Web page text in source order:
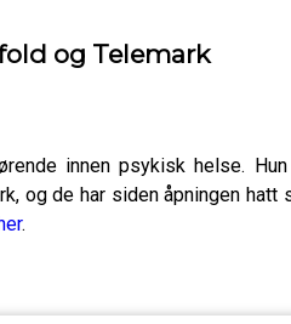
og Telemark
innen psykisk helse.
og de har siden åpningen
.